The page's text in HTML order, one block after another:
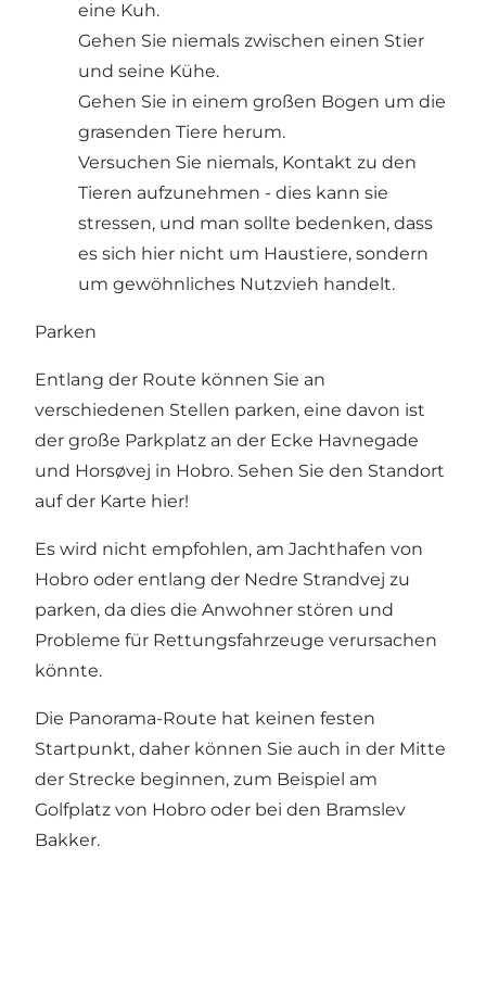
eine Kuh.
Gehen Sie niemals zwischen einen Stier
und seine Kühe.
Gehen Sie in einem großen Bogen um die
grasenden Tiere herum.
Versuchen Sie niemals, Kontakt zu den
Tieren aufzunehmen - dies kann sie
stressen, und man sollte bedenken, dass
es sich hier nicht um Haustiere, sondern
um gewöhnliches Nutzvieh handelt.
Parken
Entlang der Route können Sie an
verschiedenen Stellen parken, eine davon ist
der große Parkplatz an der Ecke Havnegade
und Horsøvej in Hobro. Sehen Sie den Standort
auf der Karte hier!
Es wird nicht empfohlen, am Jachthafen von
Hobro oder entlang der Nedre Strandvej zu
parken, da dies die Anwohner stören und
Probleme für Rettungsfahrzeuge verursachen
könnte.
Die Panorama-Route hat keinen festen
Startpunkt, daher können Sie auch in der Mitte
der Strecke beginnen, zum Beispiel am
Golfplatz von Hobro oder bei den Bramslev
Bakker.